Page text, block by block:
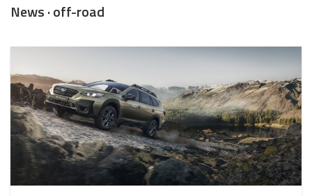
News · off-road